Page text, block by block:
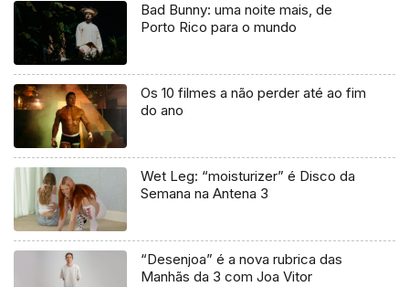
Bad Bunny: uma noite mais, de
Porto Rico para o mundo
Os 10 filmes a não perder até ao fim
do ano
Wet Leg: “moisturizer” é Disco da
Semana na Antena 3
“Desenjoa” é a nova rubrica das
Manhãs da 3 com Joa Vitor